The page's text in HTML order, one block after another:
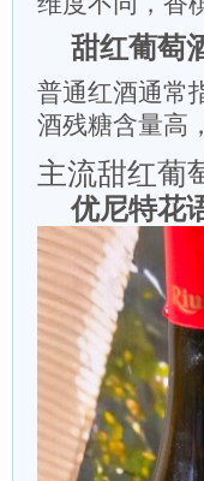
甜红葡萄
普通红酒通常
酒残糖含量高
主流甜红葡
优尼特花